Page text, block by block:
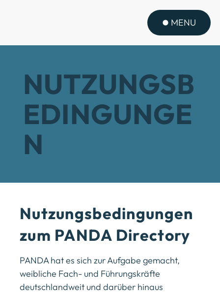
MENU
NUTZUNGSB
EDINGUNGE
N
Nutzungsbedingungen
zum PANDA Directory
PANDA hat es sich zur Aufgabe gemacht,
weibliche Fach- und Führungskräfte
deutschlandweit und darüber hinaus